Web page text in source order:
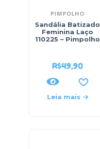
PIMPOLHO
Sandália Batizado
Feminina Laço
110225 – Pimpolho
R$49,90
Leia mais